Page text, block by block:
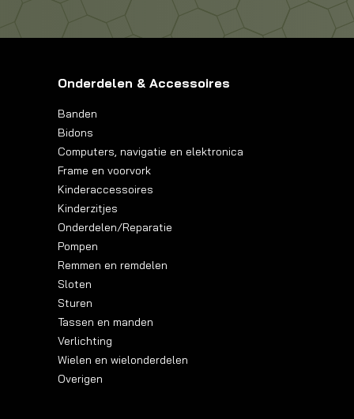
Onderdelen & Accessoires
Banden
Bidons
Computers, navigatie en elektronica
Frame en voorvork
Kinderaccessoires
Kinderzitjes
Onderdelen/Reparatie
Pompen
Remmen en remdelen
Sloten
Sturen
Tassen en manden
Verlichting
Wielen en wielonderdelen
Overigen